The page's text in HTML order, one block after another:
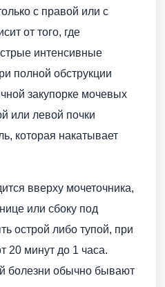
с правой или с
от того, где
интенсивные
полной обструкции
закупорке мочевых
или левой почки
которая накатывает
вверху мочеточника,
или сбоку под
острой либо тупой, при
20 минут до 1 часа.
болезни обычно бывают